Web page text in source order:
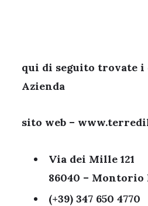
qui di seguito trovate
Azienda
sito web –
Via dei Mille 121
86040 – Montorio
(+39) 347 650 4770